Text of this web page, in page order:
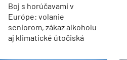
Boj s horúčavami v
Európe: volanie
seniorom, zákaz alkoholu
aj klimatické útočiská